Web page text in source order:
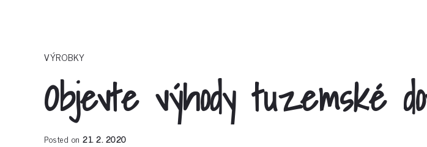
VÝROBKY
Objevte výhody tuzemské
Posted on 21. 2. 2020